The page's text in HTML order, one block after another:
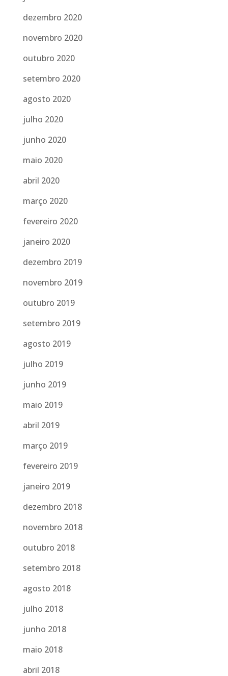
dezembro 2020
novembro 2020
outubro 2020
setembro 2020
agosto 2020
julho 2020
junho 2020
maio 2020
abril 2020
março 2020
fevereiro 2020
janeiro 2020
dezembro 2019
novembro 2019
outubro 2019
setembro 2019
agosto 2019
julho 2019
junho 2019
maio 2019
abril 2019
março 2019
fevereiro 2019
janeiro 2019
dezembro 2018
novembro 2018
outubro 2018
setembro 2018
agosto 2018
julho 2018
junho 2018
maio 2018
abril 2018